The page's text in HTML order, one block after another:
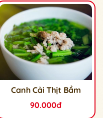
Canh Cải Thịt Bầm
90.000đ